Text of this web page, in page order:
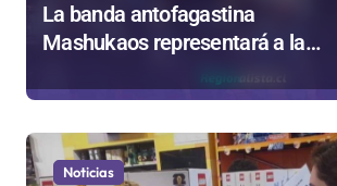
La banda antofagastina
Mashukaos representará a la
de Valparaíso
Noticias